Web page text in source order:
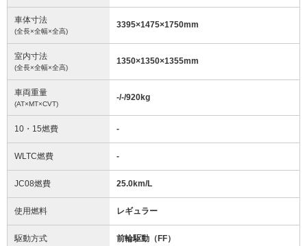
車体寸法
(全長×全幅×全高)
3395×1475×1750mm
室内寸法
(全長×全幅×全高)
1350×1350×1355mm
車両重量
(AT×MT×CVT)
-/-/920kg
10・15燃費 -
WLTC燃費 -
JC08燃費 25.0km/L
使用燃料 レギュラー
駆動方式 前輪駆動（FF）